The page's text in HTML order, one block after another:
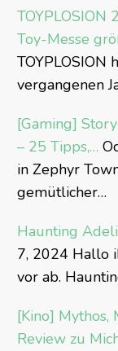
Toy-Messe
TOYPLOSION
vergangenen
[Gaming]
– 25 Tipps,…
in Zephyr
gemütlicher…
Haunting
7, 2024 Hallo
vor ab.
[Kino] Mythos,
Review zu